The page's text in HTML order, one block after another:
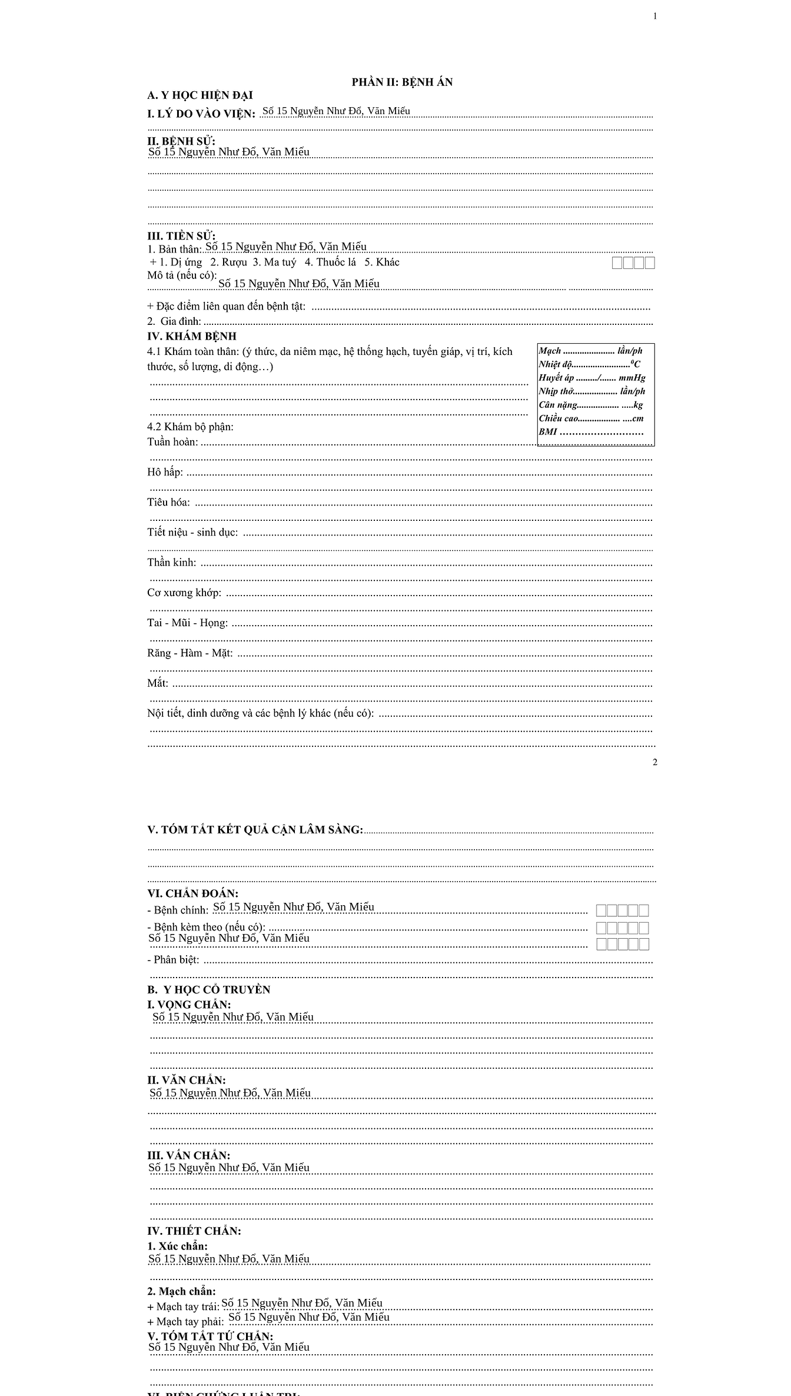
Số 15 Nguyễn Như Đổ, Văn Miếu
Số 15 Nguyễn Như Đổ, Văn Miếu​​​​
Số 15 Nguyễn Như Đổ, Văn Miếu​​​​
Số 15 Nguyễn Như Đổ, Văn Miếu​​​​
Số 15 Nguyễn Như Đổ, Văn Miếu​​​​
Số 15 Nguyễn Như Đổ, Văn Miếu​​​​
Số 15 Nguyễn Như Đổ, Văn Miếu​​​​
Số 15 Nguyễn Như Đổ, Văn Miếu​​​​
Số 15 Nguyễn Như Đổ, Văn Miếu​​​​
Số 15 Nguyễn Như Đổ, Văn Miếu​​​​
Số 15 Nguyễn Như Đổ, Văn Miếu​​​​
Số 15 Nguyễn Như Đổ, Văn Miếu​​​​
Số 15 Nguyễn Như Đổ, Văn Miếu​​​​